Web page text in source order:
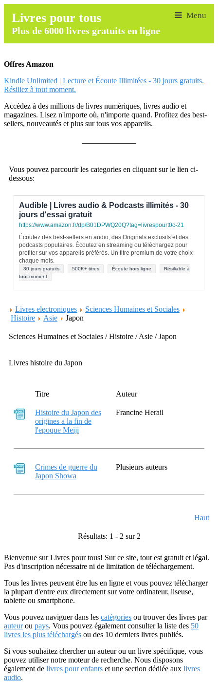
Livres pour tous
Plus de 6000 livres gratuits en ligne
Offres Amazon
Kindle Unlimited | Lecture et Écoute Illimitées - 30 jours gratuits.
Résiliez à tout moment.
Accédez à des millions de livres numériques, livres audio et
magazines. Lisez n'importe où, n'importe quand. Profitez des best-
sellers, nouveautés et plus sur tous vos appareils.
Vous pouvez parcourir les categories en cliquant sur le lien ci-
dessous:
Audible | Livres audio & Podcasts illimités - 30
jours d'essai gratuit
https://www.amazon.fr/dp/B01DPWQ20Q?tag=livrespourt0c-21
Écoutez des best-sellers en audio, des Originals exclusifs et des
podcasts populaires. Écoutez en streaming ou téléchargez pour
profiter sur vos appareils préférés. Un titre premium de votre choix
chaque mois.
30 jours gratuits 500K+ titres Écoute hors ligne
Résiliable à
tout moment
Livres electroniques
Sciences Humaines et Sociales
Histoire
Asie Japon
Sciences Humaines et Sociales / Histoire / Asie / Japon
Livres histoire du Japon
Titre Auteur
Histoire du Japon des
origines a la fin de
l'epoque Meiji
Francine Herail
Crimes de guerre du
Japon Showa
Plusieurs auteurs
Haut
Résultats: 1 - 2 sur 2
Bienvenue sur Livres pour tous! Sur ce site, tout est gratuit et légal.
Pas d'inscription nécessaire ni de limitation de téléchargement.
Tous les livres peuvent être lus en ligne et vous pouvez télécharger
la plupart d'entre eux directement sur votre ordinateur, liseuse,
tablette ou smartphone.
Vous pouvez naviguer dans les catégories ou trouver des livres par
auteurou pays. Vous pouvez également consulter la liste des 50
livres les plus téléchargés ou des 10 derniers livres publiés.
Si vous souhaitez chercher un auteur ou un livre spécifique, vous
pouvez utiliser notre moteur de recherche. Nous disposons
également de livres pour enfants et une section dédiée aux livres
audio.